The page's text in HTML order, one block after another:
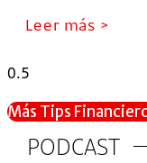
Leer más >
Más Tips
PODCAST